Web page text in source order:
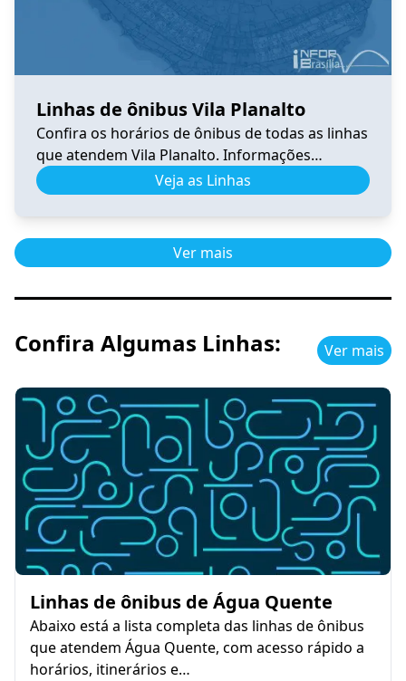
Linhas de ônibus Vila Planalto
Confira os horários de ônibus de todas as linhas
que atendem Vila Planalto. Informações
atualizadas, itinerários completos e facilidades
para planejar sua viagem no DF.
Veja as Linhas
Ver mais
Confira Algumas Linhas: Ver mais
Linhas de ônibus de Água Quente
Abaixo está a lista completa das linhas de ônibus
que atendem Água Quente, com acesso rápido a
horários, itinerários e…